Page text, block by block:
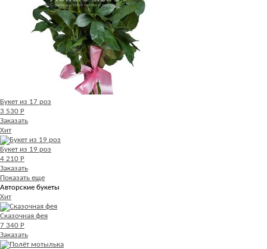
Букет из 17 роз
3 530 Р
Заказать
Хит
Букет из 19 роз
4 210 Р
Заказать
Показать еще
Авторские букеты
Хит
Сказочная фея
7 340 Р
Заказать